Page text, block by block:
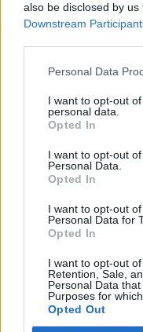
also be disclosed by
Downstream
Personal Data
I want to opt-out
personal data.
Opted In
I want to opt-out
Personal Data.
Opted In
I want to opt-out
Personal Data for
Opted In
I want to opt-out
Retention, Sale,
Personal Data
Purposes for
Opted Out
2026. augusztus
majd kilőtték